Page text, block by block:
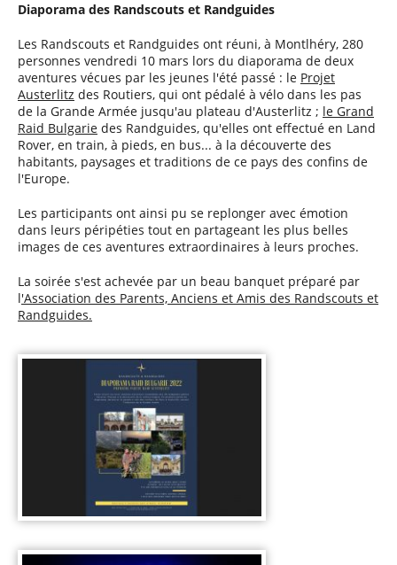
Diaporama des Randscouts et Randguides
Les Randscouts et Randguides ont réuni, à Montlhéry, 280
personnes vendredi 10 mars lors du diaporama de deux
aventures vécues par les jeunes l'été passé : le Projet
Austerlitz des Routiers, qui ont pédalé à vélo dans les pas
de la Grande Armée jusqu'au plateau d'Austerlitz ; le Grand
Raid Bulgarie des Randguides, qu'elles ont effectué en Land
Rover, en train, à pieds, en bus... à la découverte des
habitants, paysages et traditions de ce pays des confins de
l'Europe.
Les participants ont ainsi pu se replonger avec émotion
dans leurs péripéties tout en partageant les plus belles
images de ces aventures extraordinaires à leurs proches.
La soirée s'est achevée par un beau banquet préparé par
l'Association des Parents, Anciens et Amis des Randscouts et
Randguides.